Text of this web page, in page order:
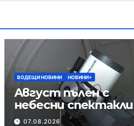
ВОДЕЩИ НОВИНИ НОВИНИ+
Август пълен с
небесни спектакли
07.08.2026